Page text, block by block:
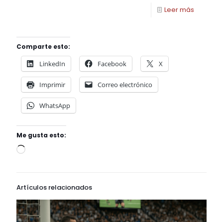
Leer más
Comparte esto:
LinkedIn Facebook X
Imprimir Correo electrónico
WhatsApp
Me gusta esto:
Artículos relacionados